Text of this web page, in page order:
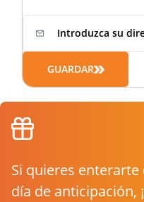
GUARDAR
Si quieres
día de anticipación,